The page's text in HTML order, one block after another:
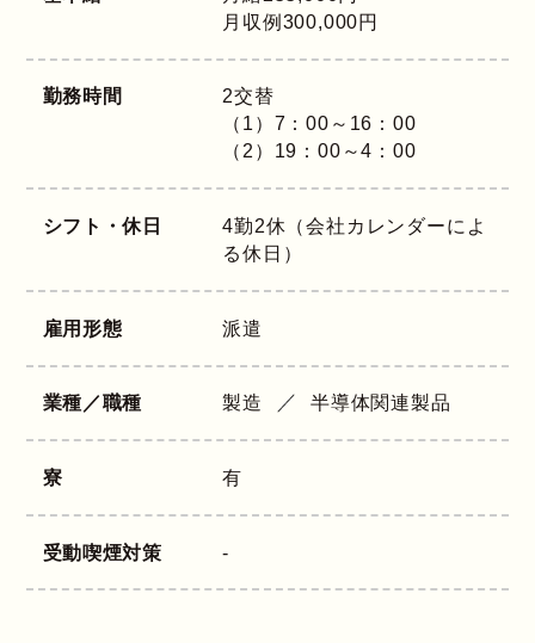
月収例300,000円
勤務時間
2交替
（1）7：00～16：00
（2）19：00～4：00
シフト・休日
4勤2休（会社カレンダーによ
る休日）
雇用形態 派遣
業種／職種 製造 半導体関連製品
寮 有
受動喫煙対策 -